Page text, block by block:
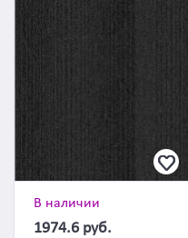
В наличии
1974.6 руб.